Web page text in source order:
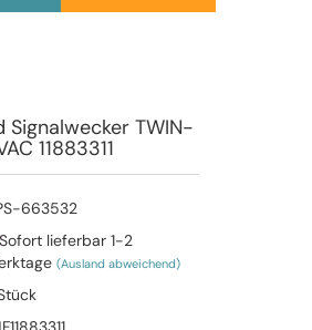
Signalwecker TWIN-
11883311
663532
Sofort lieferbar 1-2
(Ausland abweichend)